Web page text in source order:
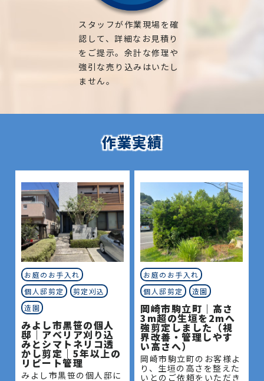
スタッフが作業現場を確
認して、詳細なお見積り
をご提示。余計な修理や
強引な売り込みはいたし
ません。
作業実績
お庭のお手入れ
個人邸剪定
剪定刈込
造園
みよし市黒笹の個人
邸｜アベリア刈り込
みとシマトネリコ透
かし剪定｜5年以上の
リピート管理
みよし市黒笹の個人邸に
お庭のお手入れ
個人邸剪定
造園
岡崎市駒立町｜高さ
3m超の生垣を2mへ
強剪定しました（視
界改善・管理しやす
い高さへ）
岡崎市駒立町のお客様よ
り、生垣の高さを整えた
いとのご依頼をいただき